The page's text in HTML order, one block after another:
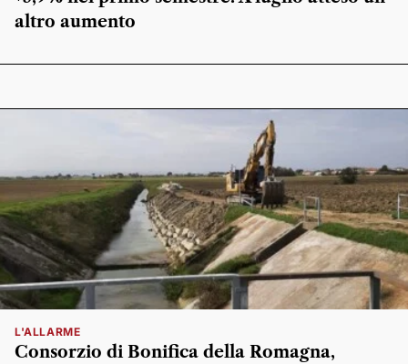
altro aumento
L'ALLARME
Consorzio di Bonifica della Romagna,